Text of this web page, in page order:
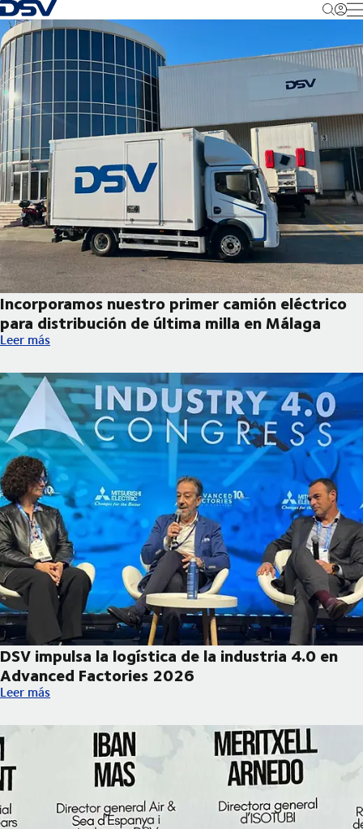
Volver a la página de inicio
Incorporamos nuestro primer camión eléctrico
para distribución de última milla en Málaga
Incorporamos nuestro primer camión eléctrico para
Leer más
DSV impulsa la logística de la industria 4.0 en
Advanced Factories 2026
DSV impulsa la logística de la industria 4.0 en Advanced
Leer más